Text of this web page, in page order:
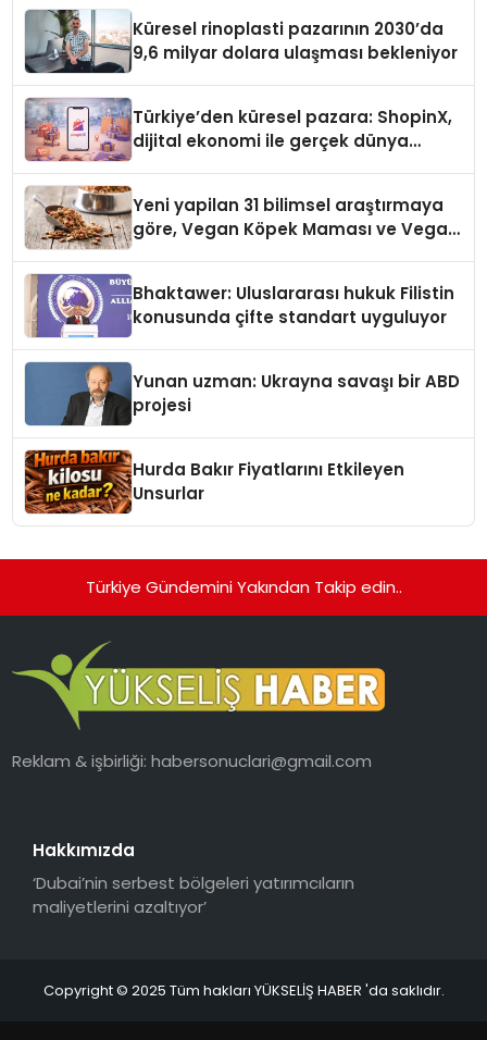
Küresel rinoplasti pazarının 2030’da
9,6 milyar dolara ulaşması bekleniyor
Türkiye’den küresel pazara: ShopinX,
dijital ekonomi ile gerçek dünya
Yeni yapilan 31 bilimsel araştırmaya
göre, Vegan Köpek Maması ve Vegan
Bhaktawer: Uluslararası hukuk Filistin
konusunda çifte standart uyguluyor
Yunan uzman: Ukrayna savaşı bir ABD
projesi
Hurda Bakır Fiyatlarını Etkileyen
Unsurlar
Türkiye Gündemini Yakından Takip edin..
Reklam & işbirliği:habersonuclari@gmail.com
Hakkımızda
‘Dubai’nin serbest bölgeleri yatırımcıların
maliyetlerini azaltıyor’
Copyright © 2025 Tüm hakları YÜKSELİŞ HABER 'da saklıdır.